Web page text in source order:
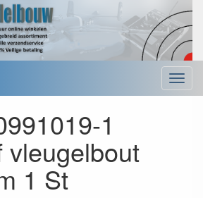
Menu
1
vleugelbout
1 St